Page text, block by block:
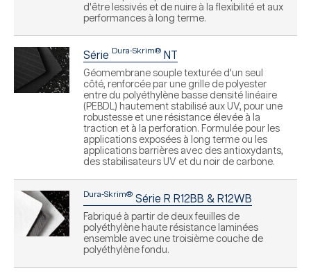
d'être lessivés et de nuire à la flexibilité et aux
performances à long terme.
Série Dura-Skrim® NT
Géomembrane souple texturée d'un seul
côté, renforcée par une grille de polyester
entre du polyéthylène basse densité linéaire
(PEBDL) hautement stabilisé aux UV, pour une
robustesse et une résistance élevée à la
traction et à la perforation. Formulée pour les
applications exposées à long terme ou les
applications barrières avec des antioxydants,
des stabilisateurs UV et du noir de carbone.
Dura-Skrim® Série R R12BB & R12WB
Fabriqué à partir de deux feuilles de
polyéthylène haute résistance laminées
ensemble avec une troisième couche de
polyéthylène fondu.